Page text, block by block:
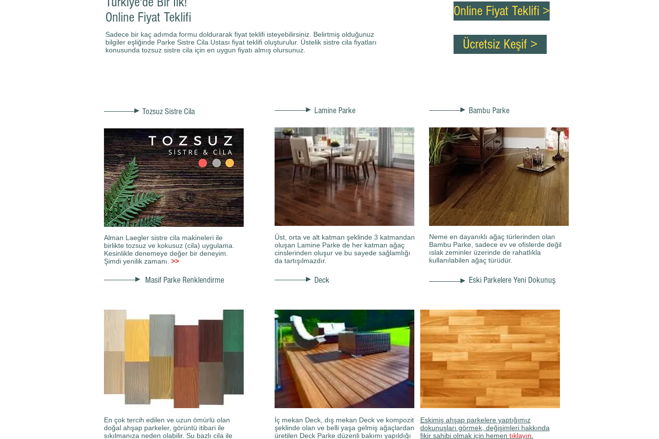
Online Fiyat Teklifi
Sadece bir kaç adımda formu doldurarak fiyat teklifi isteyebilirsiniz. Belirtmiş olduğunuz
bilgiler eşliğinde Parke Sistre Cila Ustası fiyat teklifi oluşturulur. Üstelik sistre cila fiyatları
konusunda tozsuz sistre cila için en uygun fiyatı almış olursunuz.
Online Fiyat Teklifi >
Ücretsiz Keşif >
Tozsuz Sistre Cila
Alman Laegler sistre cila makineleri ile
birlikte tozsuz ve kokusuz (cila) uygulama.
Kesinlikle denemeye değer bir deneyim.
Şimdi yenilik zamanı. >>
Masif Parke Renklendirme
En çok tercih edilen ve uzun ömürlü olan
doğal ahşap parkeler, görüntü itibari ile
sıkılmanıza neden olabilir. Su bazlı cila ile
Lamine Parke
Üst, orta ve alt katman şeklinde 3 katmandan
oluşan Lamine Parke de her katman ağaç
cinslerinden oluşur ve bu sayede sağlamlığı
da tartışılmazdır.
Deck
Bambu Parke
Neme en dayanıklı ağaç türlerinden olan
Bambu Parke, sadece ev ve ofislerde değil
ıslak zeminler üzerinde de rahatlıkla
kullanılabilen ağaç türüdür.
Eski Parkelere Yeni Dokunuş
İç mekan Deck, dış mekan Deck ve kompozit
şeklinde olan ve belli yaşa gelmiş ağaçlardan
üretilen Deck Parke düzenli bakımı yapıldığı
Eskimiş ahşap parkelere yaptığımız
dokunuşları görmek, değişimleri hakkında
fikir sahibi olmak için hemen tıklayın.